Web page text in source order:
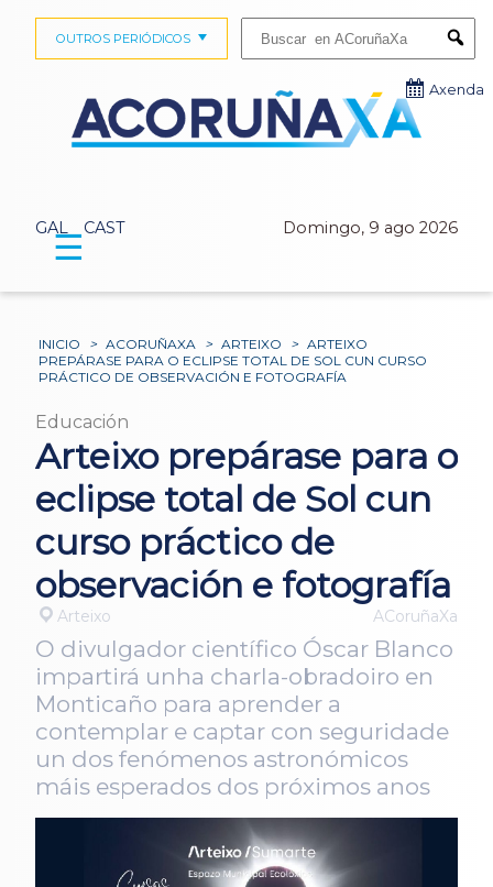
GAL CAST Domingo, 9 ago 2026
OUTROS PERIÓDICOS
Axenda
☰
INICIO > ACORUÑAXA > ARTEIXO > ARTEIXO
PREPÁRASE PARA O ECLIPSE TOTAL DE SOL CUN CURSO
PRÁCTICO DE OBSERVACIÓN E FOTOGRAFÍA
Educación
Arteixo prepárase para o
eclipse total de Sol cun
curso práctico de
observación e fotografía
Arteixo ACoruñaXa
O divulgador científico Óscar Blanco
impartirá unha charla-obradoiro en
Monticaño para aprender a
contemplar e captar con seguridade
un dos fenómenos astronómicos
máis esperados dos próximos anos